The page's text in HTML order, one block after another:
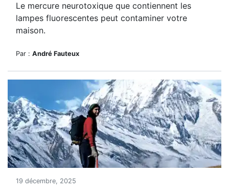
Le mercure neurotoxique que contiennent les
lampes fluorescentes peut contaminer votre
maison.
Par : André Fauteux
19 décembre, 2025